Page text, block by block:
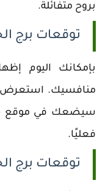
بروح متفائلة.
توقعات برج
بإمكانك اليوم
منافسيك. استعرض
سيضعك في موقع
فعليًا.
توقعات برج